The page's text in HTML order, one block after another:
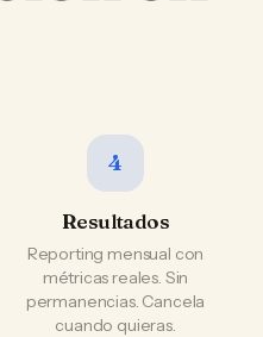
4
Resultados
Reporting mensual con
métricas reales. Sin
permanencias. Cancela
cuando quieras.